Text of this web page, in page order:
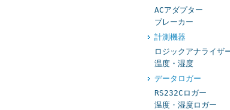
ACアダプター
ブレーカー
計測機器
ロジックアナライザ
温度・湿度
データロガー
RS232Cロガー
温度・湿度ロガー